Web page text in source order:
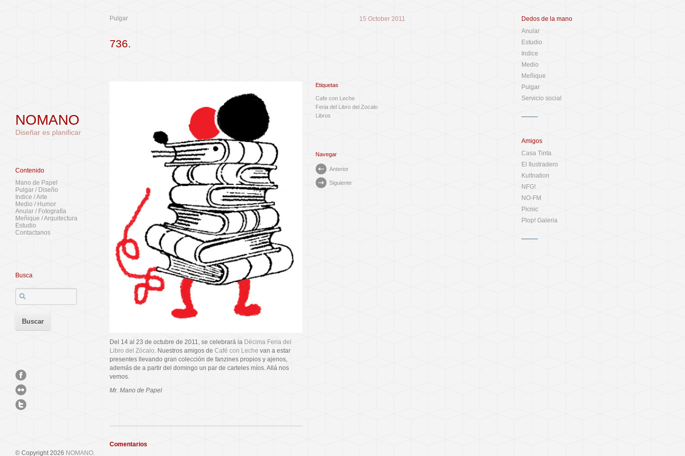
NOMANO
Diseñar es planificar
Contenido
Mano de Papel
Pulgar / Diseño
Indice / Arte
Medio / Humor
Anular / Fotografía
Meñique / Arquitectura
Estudio
Contactanos
Busca
© Copyright 2026 NOMANO.
Pulgar 15 October 2011
736.
Del 14 al 23 de octubre de 2011, se celebrará la
Décima Feria del
Libro del Zócalo . Nuestros amigos de Café con Leche van a estar
presentes llevando gran colección de fanzines propios y ajenos,
además de a partir del domingo un par de carteles míos. Allá nos
vemos.
Mr. Mano de Papel
Comentarios
Etiquetas
Cafe con Leche
Feria del Libro del Zocalo
Libros
Navegar
Anterior
Siguiente
Dedos de la mano
Anular
Estudio
Indice
Medio
Meñique
Pulgar
Servicio social
Amigos
Casa Tinta
El Ilustradero
Kultnation
NFG!
NO-FM
Picnic
Plop! Galeria